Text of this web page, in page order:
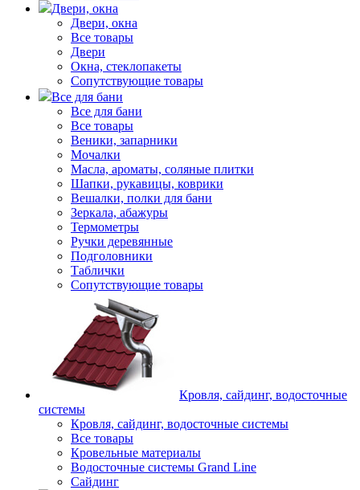
Двери, окна
Двери, окна
Все товары
Двери
Окна, стеклопакеты
Сопутствующие товары
Все для бани
Все для бани
Все товары
Веники, запарники
Мочалки
Масла, ароматы, соляные плитки
Шапки, рукавицы, коврики
Вешалки, полки для бани
Зеркала, абажуры
Термометры
Ручки деревянные
Подголовники
Таблички
Сопутствующие товары
Кровля, сайдинг, водосточные
системы
Кровля, сайдинг, водосточные системы
Все товары
Кровельные материалы
Водосточные системы Grand Line
Сайдинг